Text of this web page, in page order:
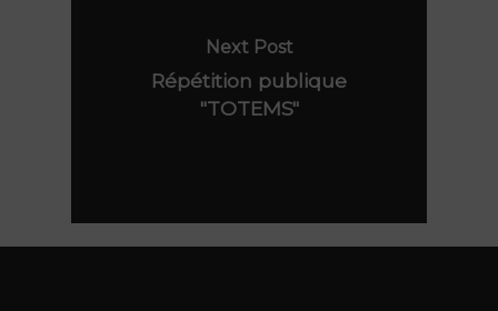
Next Post
Répétition publique
"TOTEMS"
FR
EN